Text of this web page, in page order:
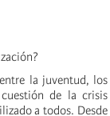
la juventud, los
de la crisis
a todos. Desde